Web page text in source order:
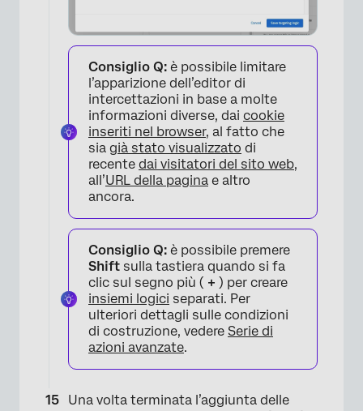
Consiglio Q: è possibile limitare
l’apparizione dell’editor di
intercettazioni in base a molte
informazioni diverse, dai cookie
inseriti nel browser, al fatto che
sia già stato visualizzato di
recente dai visitatori del sito web,
all’URL della pagina e altro
ancora.
Consiglio Q: è possibile premere
Shift sulla tastiera quando si fa
clic sul segno più ( + ) per creare
insiemi logici separati. Per
ulteriori dettagli sulle condizioni
di costruzione, vedere Serie di
azioni avanzate.
Una volta terminata l’aggiunta delle